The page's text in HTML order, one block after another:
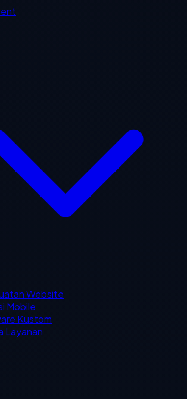
Website
Mobile
Kustom
Layanan